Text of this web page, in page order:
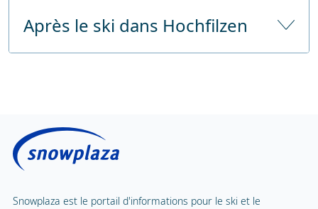
Depuis
l'autoroute
approx. 45 km 50 minutes en
Garde d'enfants à partir de
Nombre d'heures de garde d'enfants
Carrousel pour enfants
Après le ski dans Hochfilzen
Solarium public
Massage
Spa et bien-être
Snowplaza est le portail d'informations pour le ski et le